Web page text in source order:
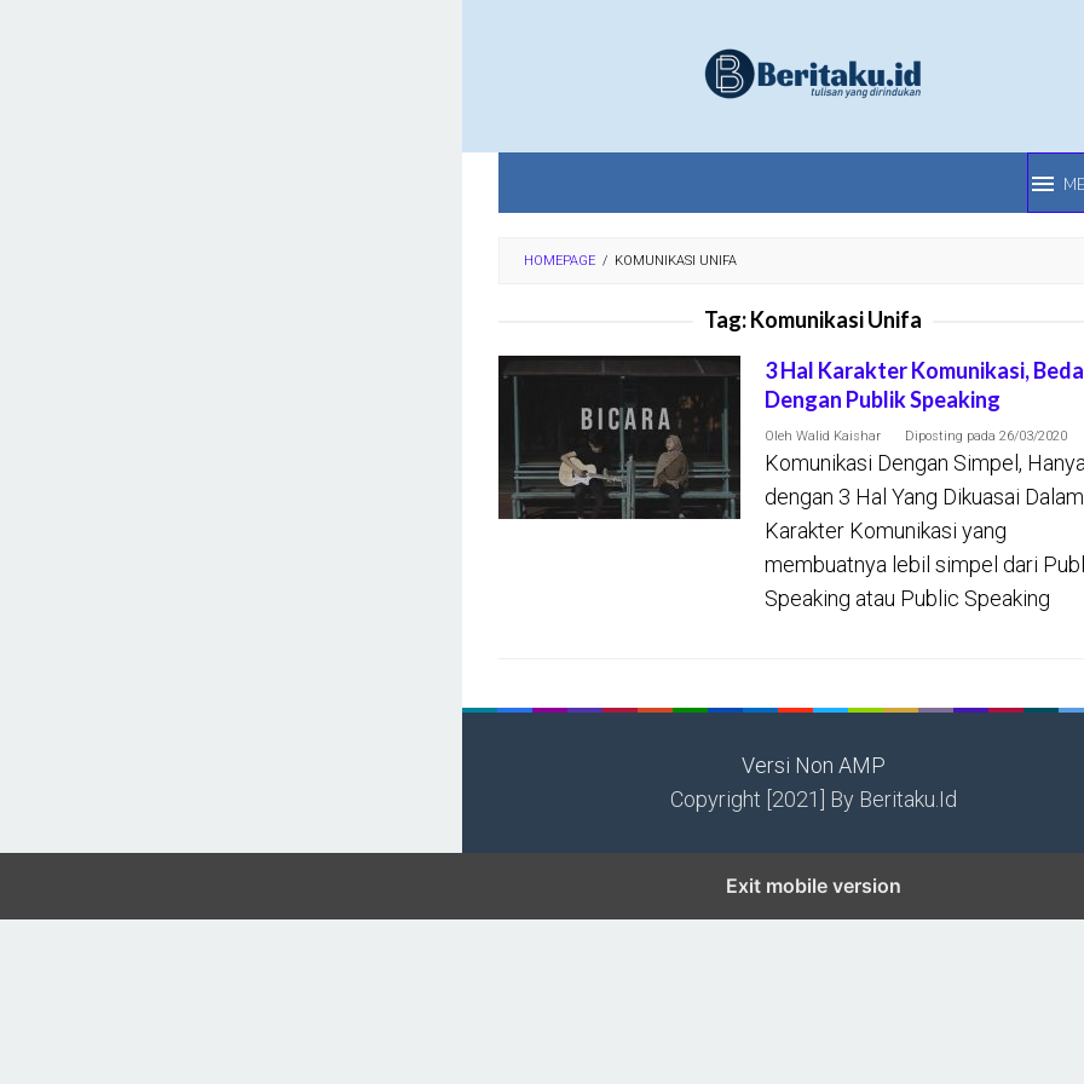
HOMEPAGE / KOMUNIKASI UNIFA
Tag:Komunikasi Unifa
3 Hal Karakter Komunikasi, Beda
Dengan Publik Speaking
Oleh Walid Kaishar Diposting pada 26/03/2020
Komunikasi Dengan Simpel,
dengan 3 Hal Yang Dikuasai Dalam
Karakter Komunikasi yang
membuatnya lebil simpel dari
Speaking atau Public Speaking
Versi Non AMP
Copyright [2021] By Beritaku.Id
Exit mobile version